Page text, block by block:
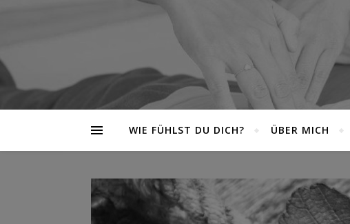
WIE FÜHLST DU DICH? ÜBER MICH